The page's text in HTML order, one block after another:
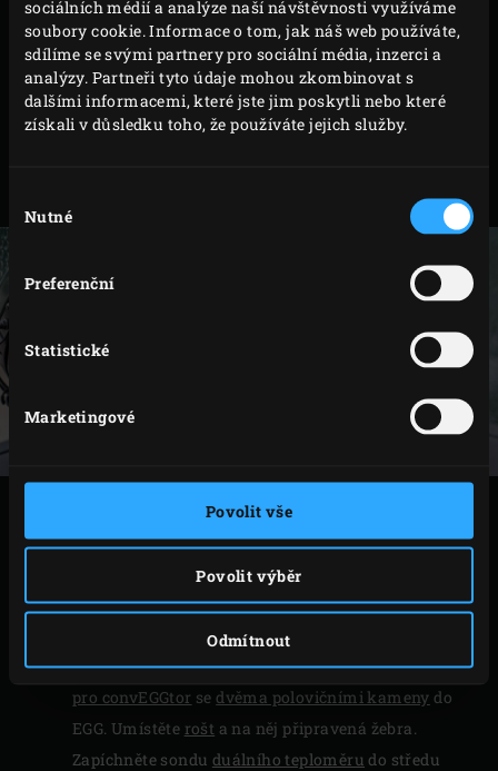
sociálních médií a analýze naší návštěvnosti využíváme
soubory cookie. Informace o tom, jak náš web používáte,
sdílíme se svými partnery pro sociální média, inzerci a
analýzy. Partneři tyto údaje mohou zkombinovat s
dalšími informacemi, které jste jim poskytli nebo které
získali v důsledku toho, že používáte jejich služby.
souhlasu
Nutné
Preferenční
Statistické
Marketingové
Povolit vše
Povolit výběr
Odmítnout
PŘÍPRAVA
V DEN VAŘENÍ
Vytáhněte žebra z nálevu a lehce je osušte
VAŘENÍ
dřevěné uhlív Big Green Egg a zahřejte na
teplotu 100°C.
třešňových štěpek na uzení
žhnoucí uhlí, vložteconvEGGtornebonerezový koš
pro convEGGtor se dvěma polovičními kameny do
EGG. Umístěte rošt a na něj připravená žebra.
Zapíchněte sondu duálního teploměru do středu